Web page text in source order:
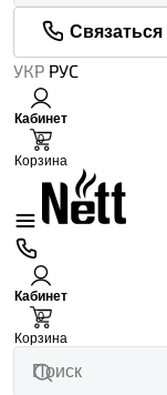
УКР РУС
Кабинет
0
Корзина
Кабинет
0
Корзина